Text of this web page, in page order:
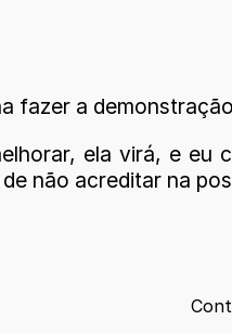
fazer a
ela virá, e
não acreditar na